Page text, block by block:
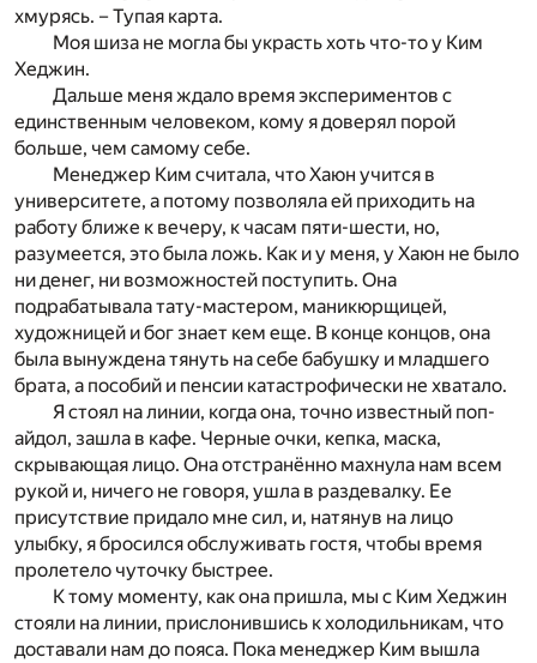
хмурясь. – Тупая карта.
Моя шиза не могла бы украсть хоть что-то у Ким
Хеджин.
Дальше меня ждало время экспериментов с
единственным человеком, кому я доверял порой
больше, чем самому себе.
Менеджер Ким считала, что Хаюн учится в
университете, а потому позволяла ей приходить на
работу ближе к вечеру, к часам пяти-шести, но,
разумеется, это была ложь. Как и у меня, у Хаюн не было
ни денег, ни возможностей поступить. Она
подрабатывала тату-мастером, маникюрщицей,
художницей и бог знает кем еще. В конце концов, она
была вынуждена тянуть на себе бабушку и младшего
брата, а пособий и пенсии катастрофически не хватало.
Я стоял на линии, когда она, точно известный поп-
айдол, зашла в кафе. Черные очки, кепка, маска,
скрывающая лицо. Она отстранённо махнула нам всем
рукой и, ничего не говоря, ушла в раздевалку. Ее
присутствие придало мне сил, и, натянув на лицо
улыбку, я бросился обслуживать гостя, чтобы время
пролетело чуточку быстрее.
К тому моменту, как она пришла, мы с Ким Хеджин
стояли на линии, прислонившись к холодильникам, что
доставали нам до пояса. Пока менеджер Ким вышла